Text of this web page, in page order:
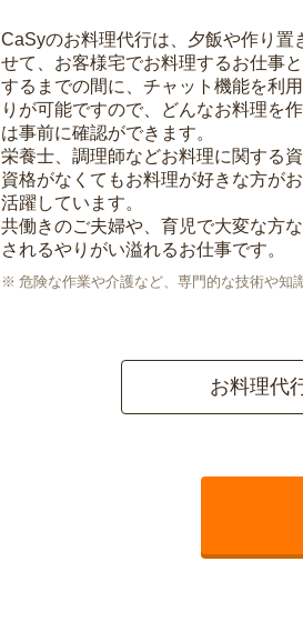
CaSyのお料理代行は、夕飯や作り置
せて、お客様宅でお料理するお仕事
するまでの間に、チャット機能を利
りが可能ですので、どんなお料理を
は事前に確認ができます。
栄養士、調理師などお料理に関する
資格がなくてもお料理が好きな方が
活躍しています。
共働きのご夫婦や、育児で大変な方
されるやりがい溢れるお仕事です。
危険な作業や介護など、専門的な技術や知
お料理代